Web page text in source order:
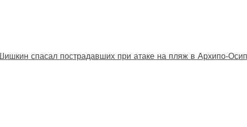
спасал пострадавших при атаке на пляж в